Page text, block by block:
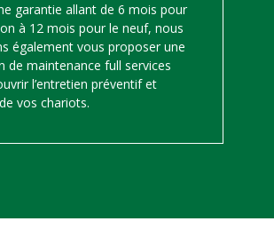
garantie allant de 6 mois pour
à 12 mois pour le neuf, nous
également vous proposer une
de maintenance full services
l’entretien préventif et
vos chariots.